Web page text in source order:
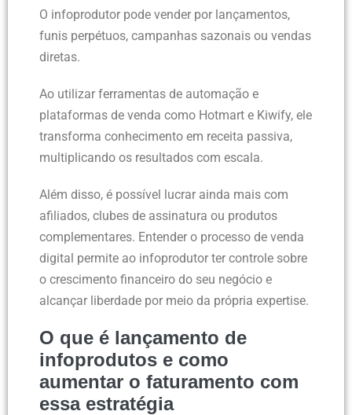
O infoprodutor pode vender por lançamentos,
funis perpétuos, campanhas sazonais ou vendas
diretas.
Ao utilizar ferramentas de automação e
plataformas de venda como Hotmart e Kiwify, ele
transforma conhecimento em receita passiva,
multiplicando os resultados com escala.
Além disso, é possível lucrar ainda mais com
afiliados, clubes de assinatura ou produtos
complementares. Entender o processo de venda
digital permite ao infoprodutor ter controle sobre
o crescimento financeiro do seu negócio e
alcançar liberdade por meio da própria expertise.
O que é lançamento de
infoprodutos e como
aumentar o faturamento com
essa estratégia